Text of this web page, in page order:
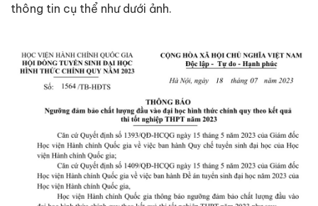
thông tin cụ thể như dưới ảnh.